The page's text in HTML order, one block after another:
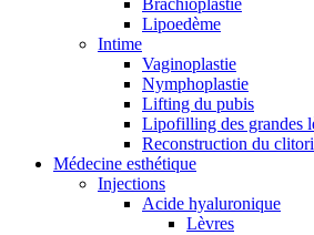
Brachioplastie
Lipoedème
Intime
Vaginoplastie
Nymphoplastie
Lifting du pubis
Lipofilling des grandes
Reconstruction du
Médecine esthétique
Injections
Acide hyaluronique
Lèvres